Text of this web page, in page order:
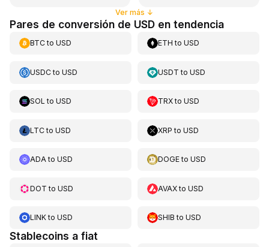
Ver más ↓
Pares de conversión de USD en tendencia
BTCto USD ETH toUSD
USDCto USD USDT toUSD
SOL to USD TRXtoUSD
LTCto USD XRP toUSD
ADAto USD DOGEtoUSD
DOT to USD AVAXtoUSD
LINKto USD SHIB toUSD
Stablecoins a fiat